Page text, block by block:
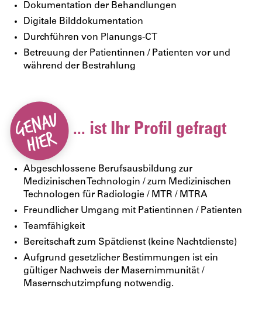
Dokumentation der Behandlungen
Digitale Bilddokumentation
Durchführen von Planungs-CT
Betreuung der Patientinnen / Patienten vor und
während der Bestrahlung
... ist Ihr Profil gefragt
Abgeschlossene Berufsausbildung zur
Medizinischen Technologin / zum Medizinischen
Technologen für Radiologie / MTR / MTRA
Freundlicher Umgang mit Patientinnen / Patienten
Teamfähigkeit
Bereitschaft zum Spätdienst (keine Nachtdienste)
Aufgrund gesetzlicher Bestimmungen ist ein
gültiger Nachweis der Masernimmunität /
Masernschutzimpfung notwendig.